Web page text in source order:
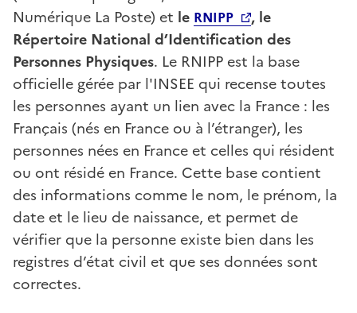
Numérique La Poste) et le RNIPP
, le
Répertoire National d’Identification des
Personnes Physiques. Le RNIPP est la base
officielle gérée par l'INSEE qui recense toutes
les personnes ayant un lien avec la France : les
Français (nés en France ou à l’étranger), les
personnes nées en France et celles qui résident
ou ont résidé en France. Cette base contient
des informations comme le nom, le prénom, la
date et le lieu de naissance, et permet de
vérifier que la personne existe bien dans les
registres d’état civil et que ses données sont
correctes.